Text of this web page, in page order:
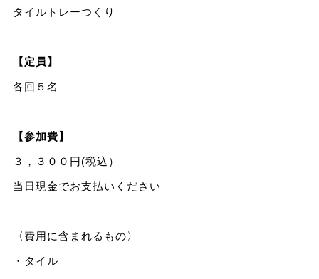
タイルトレーつくり
【定員】
各回５名
【参加費】
３，３００円(税込）
当日現金でお支払いください
〈費用に含まれるもの〉
・タイル